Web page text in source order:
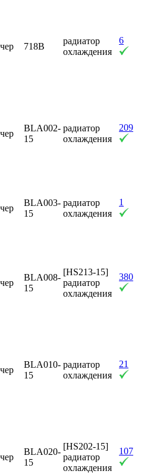
чер 718B
радиатор
охлаждения
6
чер
BLA002-
15
радиатор
охлаждения
209
чер
BLA003-
15
радиатор
охлаждения
1
чер
BLA008-
15
[HS213-15]
радиатор
охлаждения
380
чер
BLA010-
15
радиатор
охлаждения
21
чер
BLA020-
15
[HS202-15]
радиатор
охлаждения
107